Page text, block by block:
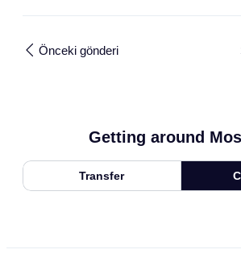
Önceki gönderi
Getting around
Transfer